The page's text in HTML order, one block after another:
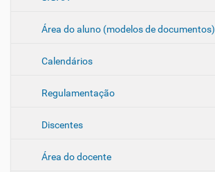
Área do aluno (modelos de documentos)
Calendários
Regulamentação
Discentes
Área do docente